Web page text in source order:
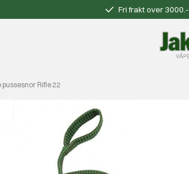
Fri frakt over 3000.-
pussesnor Rifle 22